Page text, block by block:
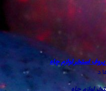
استخر,لوازم چاه
د